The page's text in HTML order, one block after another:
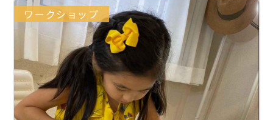
ワークショップ